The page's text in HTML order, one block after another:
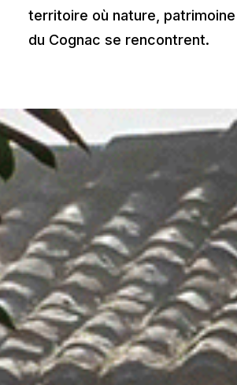
territoire où nature,
du Cognac se rencontrent.